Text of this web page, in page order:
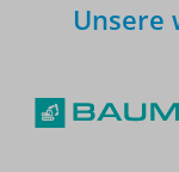
Unsere